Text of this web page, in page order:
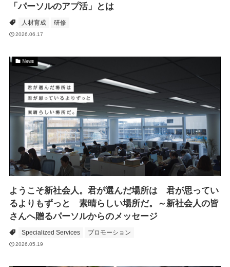
「パーソルのアプ活」とは
人材育成 研修
2026.06.17
News
ようこそ新社会人。君が選んだ場所は 君が思ってい
るよりもずっと 素晴らしい場所だ。～新社会人の皆
さんへ贈るパーソルからのメッセージ
Specialized Services プロモーション
2026.05.19